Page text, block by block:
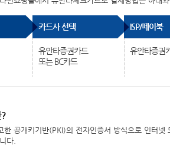
카드사 선택
유안타증권카드
또는 BC카드
ISP/페이북
유안타증권
한 공개키기반(PKI)의 전자인증서 방식으로 인터
다.